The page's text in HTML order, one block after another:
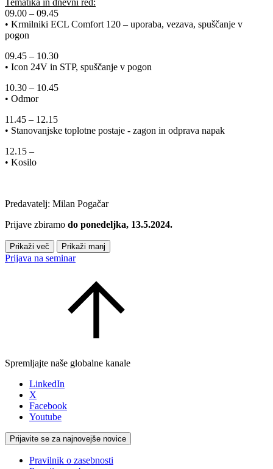
09.00 – 09.45
• Krmilniki ECL Comfort 120 – uporaba, vezava, spuščanje v
pogon
09.45 – 10.30
• Icon 24V in STP, spuščanje v pogon
10.30 – 10.45
• Odmor
11.45 – 12.15
• Stanovanjske toplotne postaje - zagon in odprava napak
12.15 –
• Kosilo
Predavatelj: Milan Pogačar
Prijave zbiramo do ponedeljka, 13.5.2024.
Prikaži več Prikaži manj
Prijava na seminar
Spremljajte naše globalne kanale
LinkedIn
X
Facebook
Youtube
Prijavite se za najnovejše novice
Pravilnik o zasebnosti